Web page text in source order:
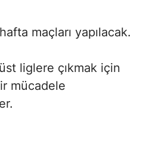
maçları yapılacak.
liglere çıkmak için
mücadele